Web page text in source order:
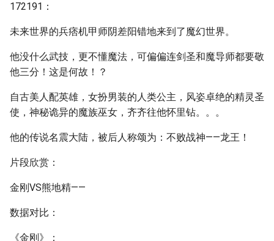
172191：
未来世界的兵痞机甲师阴差阳错地来到了魔幻世界。
他没什么武技，更不懂魔法，可偏偏连剑圣和魔导师都要敬
他三分！这是何故！？
自古美人配英雄，女扮男装的人类公主，风姿卓绝的精灵圣
使，神秘诡异的魔族巫女，齐齐往他怀里钻。。。
他的传说名震大陆，被后人称颂为：不败战神——龙王！
片段欣赏：
金刚VS熊地精——
数据对比：
《金刚》：